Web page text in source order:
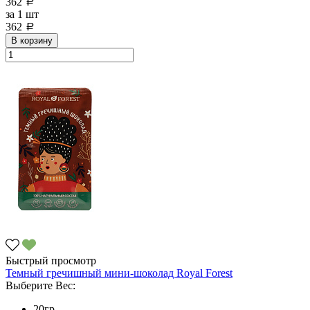
за 1 шт
362
a
В корзину
Быстрый просмотр
Темный гречишный мини-шоколад Royal Forest
Выберите Вес: